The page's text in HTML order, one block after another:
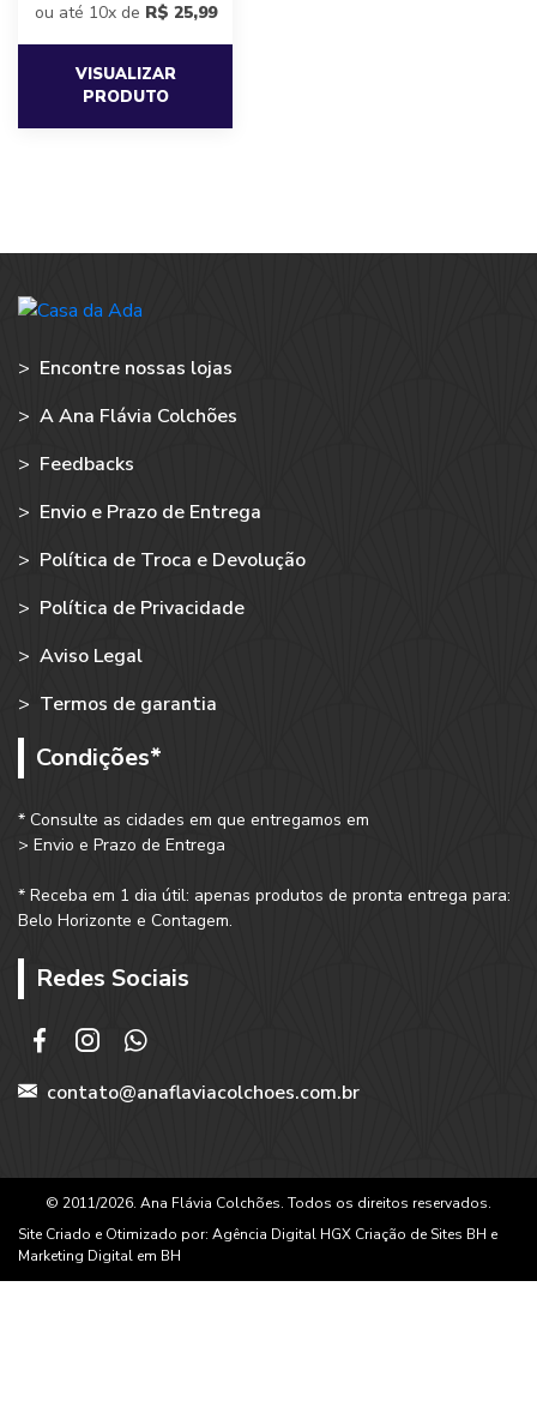
ou até 10x de R$ 25,99
VISUALIZAR
PRODUTO
> Encontre nossas lojas
> A Ana Flávia Colchões
> Feedbacks
> Envio e Prazo de Entrega
> Política de Troca e Devolução
> Política de Privacidade
> Aviso Legal
> Termos de garantia
Condições*
* Consulte as cidades em que entregamos em
> Envio e Prazo de Entrega
* Receba em 1 dia útil: apenas produtos de pronta entrega para:
Belo Horizonte e Contagem.
Redes Sociais
contato@anaflaviacolchoes.com.br
© 2011/2026. Ana Flávia Colchões. Todos os direitos reservados.
Site Criado e Otimizado por: Agência Digital HGX Criação de Sites BH e
Marketing Digital em BH